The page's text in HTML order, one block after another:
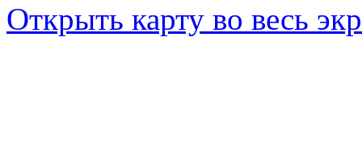
Открыть карту во весь